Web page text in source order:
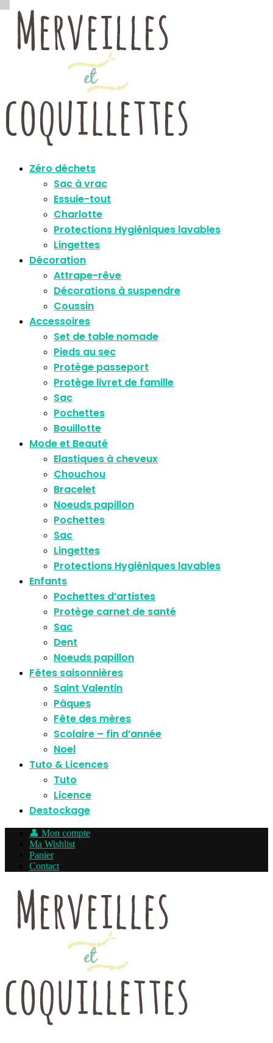
Zéro déchets
Sac à vrac
Essuie-tout
Charlotte
Protections Hygiéniques lavables
Lingettes
Décoration
Attrape-rêve
Décorations à suspendre
Coussin
Accessoires
Set de table nomade
Pieds au sec
Protège passeport
Protège livret de famille
Sac
Pochettes
Bouillotte
Mode et Beauté
Elastiques à cheveux
Chouchou
Bracelet
Noeuds papillon
Pochettes
Sac
Lingettes
Protections Hygiéniques lavables
Enfants
Pochettes d’artistes
Protège carnet de santé
Sac
Dent
Noeuds papillon
Fêtes saisonnières
Saint Valentin
Pâques
Fête des mères
Scolaire – fin d’année
Noel
Tuto & Licences
Tuto
Licence
Destockage
👤 Mon compte
Ma Wishlist
Panier
Contact